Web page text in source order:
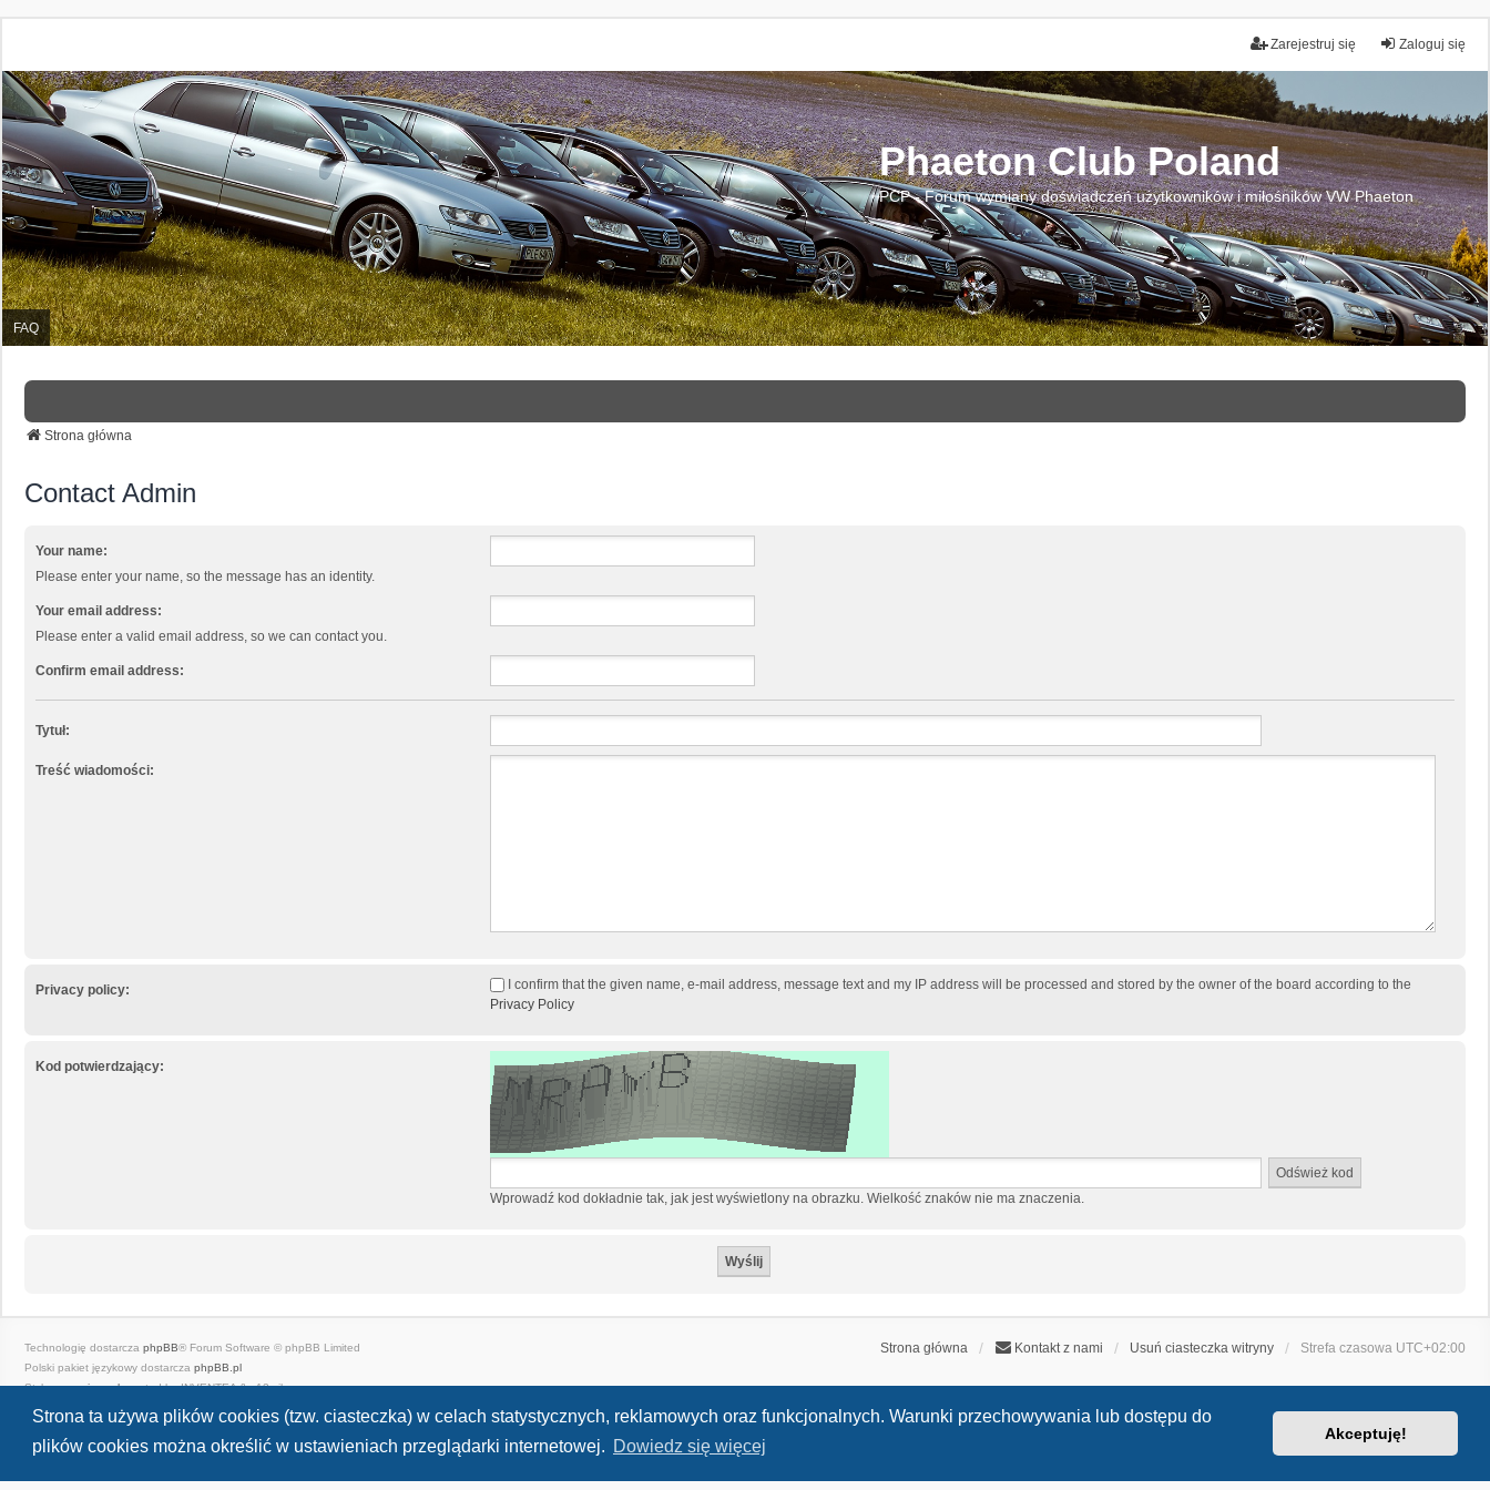
Strona ta używa plików cookies (tzw. ciasteczka) w celach statystycznych, reklamowych oraz funkcjonalnych. Warunki przechowywania lub dostępu do
plików cookies można określić w ustawieniach przeglądarki internetowej. Dowiedz się więcej
Akceptuję!
Zaloguj się
Zarejestruj się
Phaeton Club Poland
PCP - Forum wymiany doświadczeń użytkowników i miłośników VW Phaeton
FAQ
Strona główna
Contact Admin
Your name:
Please enter your name, so the message has an identity.
Your email address:
Please enter a valid email address, so we can contact you.
Confirm email address:
Tytuł:
Treść wiadomości:
Privacy policy:
I confirm that the given name, e-mail address, message text and my IP address will be processed and stored by the owner of the board according to the
Privacy Policy
Kod potwierdzający:
Wprowadź kod dokładnie tak, jak jest wyświetlony na obrazku. Wielkość znaków nie ma znaczenia.
Strona główna Kontakt z nami Usuń ciasteczka witryny Strefa czasowa UTC+02:00
Technologię dostarcza phpBB® Forum Software © phpBB Limited
Polski pakiet językowy dostarcza phpBB.pl
Stylewe_universalcreated by INVENTEA & v12mike
Zasady ochrony danych osobowych
Regulamin